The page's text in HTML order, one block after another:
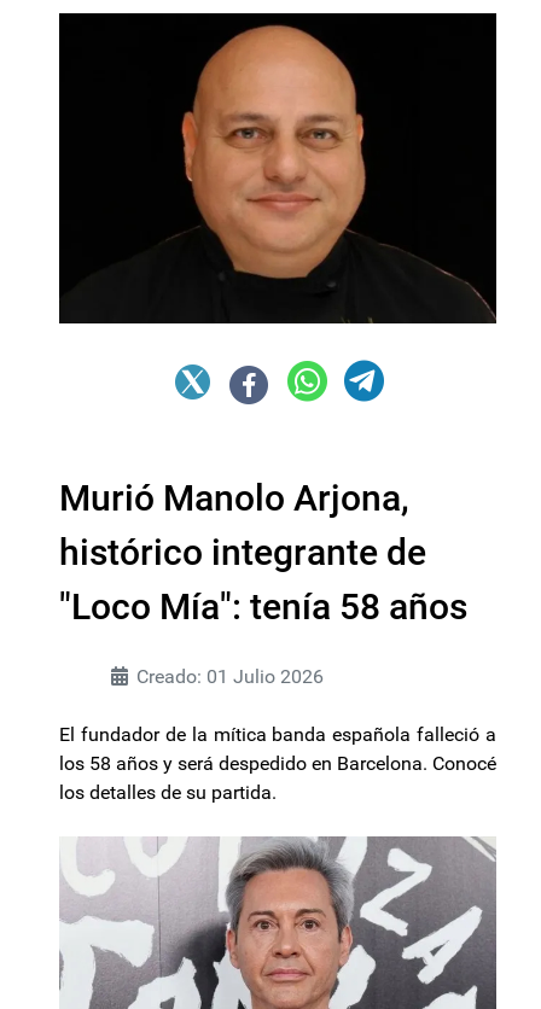
Murió Manolo Arjona,
histórico integrante de
"Loco Mía": tenía 58 años
Creado: 01 Julio 2026
El fundador de la mítica banda española falleció a
los 58 años y será despedido en Barcelona. Conocé
los detalles de su partida.